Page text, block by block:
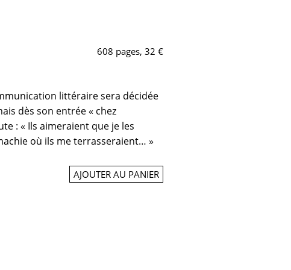
608 pages, 32 €
littéraire sera décidée
dès son entrée « chez
: « Ils aimeraient que je les
où ils me terrasseraient… »
AJOUTER AU PANIER